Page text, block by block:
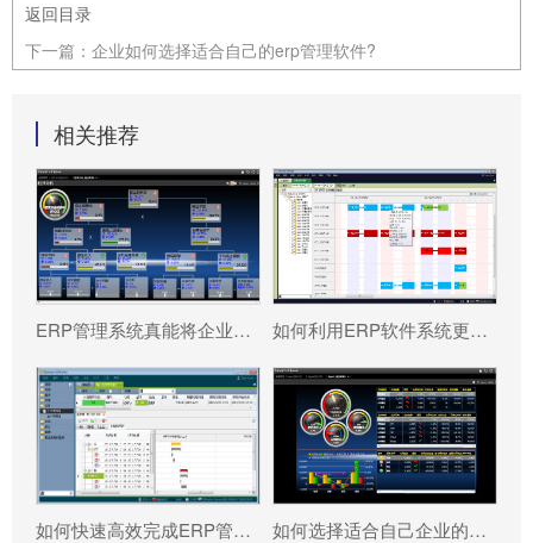
返回目录
下一篇： 企业如何选择适合自己的erp管理软件?
相关推荐
ERP管理系统真能将企业数据转化为可执行决策吗? 如何利用ERP软件系统更好提升企业运营效率?
如何快速高效完成ERP管理系统配置? 如何选择适合自己企业的ERP软件?